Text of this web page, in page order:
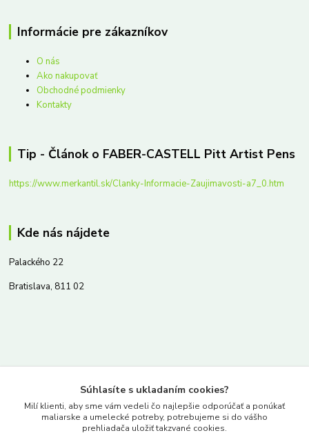
Informácie pre zákazníkov
O nás
Ako nakupovať
Obchodné podmienky
Kontakty
Tip - Článok o FABER-CASTELL Pitt Artist Pens
https://www.merkantil.sk/Clanky-Informacie-Zaujimavosti-a7_0.htm
Kde nás nájdete
Palackého 22
Bratislava, 811 02
www.merkantil.sk
Súhlasíte s ukladaním cookies?
Milí klienti, aby sme vám vedeli čo najlepšie odporúčať a ponúkať
maliarske a umelecké potreby, potrebujeme si do vášho
prehliadača uložiť takzvané cookies.